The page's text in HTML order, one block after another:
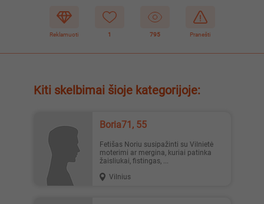
Reklamuoti 1 795 Pranešti
Kiti skelbimai šioje kategorijoje:
Boria71, 55
Fetišas Noriu susipažinti su Vilnietė
moterimi ar mergina, kuriai patinka
žaisliukai, fistingas, ...
Vilnius